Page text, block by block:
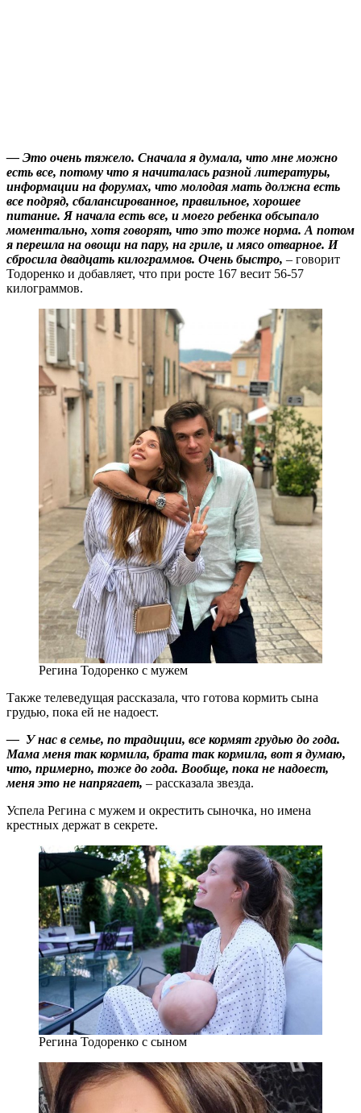
— Это очень тяжело. Сначала я думала, что мне можно
есть все, потому что я начиталась разной литературы,
информации на форумах, что молодая мать должна есть
все подряд, сбалансированное, правильное, хорошее
питание. Я начала есть все, и моего ребенка обсыпало
моментально, хотя говорят, что это тоже норма. А потом
я перешла на овощи на пару, на гриле, и мясо отварное. И
сбросила двадцать килограммов. Очень быстро, – говорит
Тодоренко и добавляет, что при росте 167 весит 56-57
килограммов.
Регина Тодоренко с мужем
Также телеведущая рассказала, что готова кормить сына
грудью, пока ей не надоест.
— У нас в семье, по традиции, все кормят грудью до года.
Мама меня так кормила, брата так кормила, вот я думаю,
что, примерно, тоже до года. Вообще, пока не надоест,
меня это не напрягает, – рассказала звезда.
Успела Регина с мужем и окрестить сыночка, но имена
крестных держат в секрете.
Регина Тодоренко с сыном